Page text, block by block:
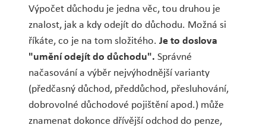
Výpočet důchodu je jedna věc, tou druhou je
znalost, jak a kdy odejít do důchodu. Možná si
říkáte, co je na tom složitého. Je to doslova
"umění odejít do důchodu". Správné
načasování a výběr nejvýhodnější varianty
(předčasný důchod, předdůchod, přesluhování,
dobrovolné důchodové pojištění apod.) může
znamenat dokonce dřívější odchod do penze,